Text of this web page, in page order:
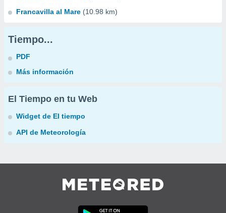
Francavilla al Mare (10.98 km)
Tiempo...
PDF
Más información
El Tiempo en tu Web
Widget de El tiempo
API de Meteorología